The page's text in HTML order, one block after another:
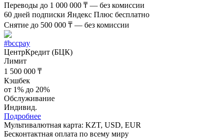
Переводы до 1 000 000 ₸ — без комиссии
60 дней подписки Яндекс Плюс бесплатно
Снятие до 500 000 ₸ — без комиссии
#bccpay
ЦентрКредит (БЦК)
Лимит
1 500 000 ₸
Кэшбек
от 1% до 20%
Обслуживание
Индивид.
Подробнее
Мультивалютная карта: KZT, USD, EUR
Бесконтактная оплата по всему миру